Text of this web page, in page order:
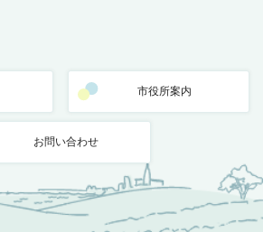
市役所案内
お問い合わせ